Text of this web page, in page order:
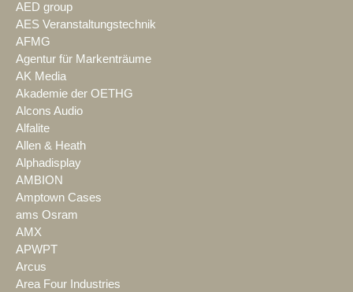
AED group
AES Veranstaltungstechnik
AFMG
Agentur für Markenträume
AK Media
Akademie der OETHG
Alcons Audio
Alfalite
Allen & Heath
Alphadisplay
AMBION
Amptown Cases
ams Osram
AMX
APWPT
Arcus
Area Four Industries